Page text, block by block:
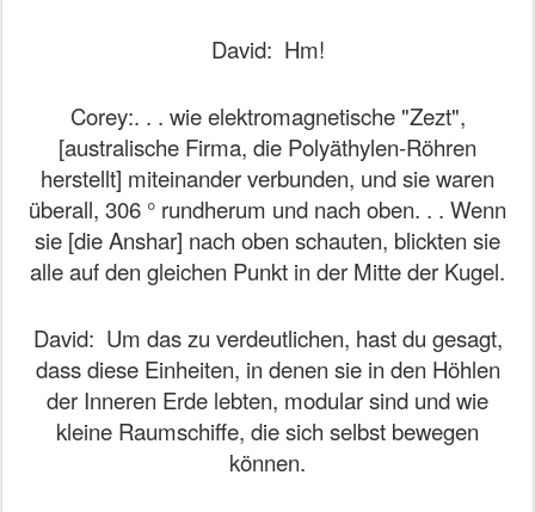
David: Hm!
Corey:. . . wie elektromagnetische "Zezt",
[australische Firma, die Polyäthylen-Röhren
herstellt] miteinander verbunden, und sie waren
überall, 306 ° rundherum und nach oben. . . Wenn
sie [die Anshar] nach oben schauten, blickten sie
alle auf den gleichen Punkt in der Mitte der Kugel.
David: Um das zu verdeutlichen, hast du gesagt,
dass diese Einheiten, in denen sie in den Höhlen
der Inneren Erde lebten, modular sind und wie
kleine Raumschiffe, die sich selbst bewegen
können.